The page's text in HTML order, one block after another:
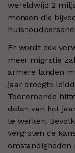
wereldwijd 2
mensen die
Er wordt ook
meer migratie
armere landen
jaar droogte
Toenemende
delen van het
te werken.
vergroten de
omstandigheden